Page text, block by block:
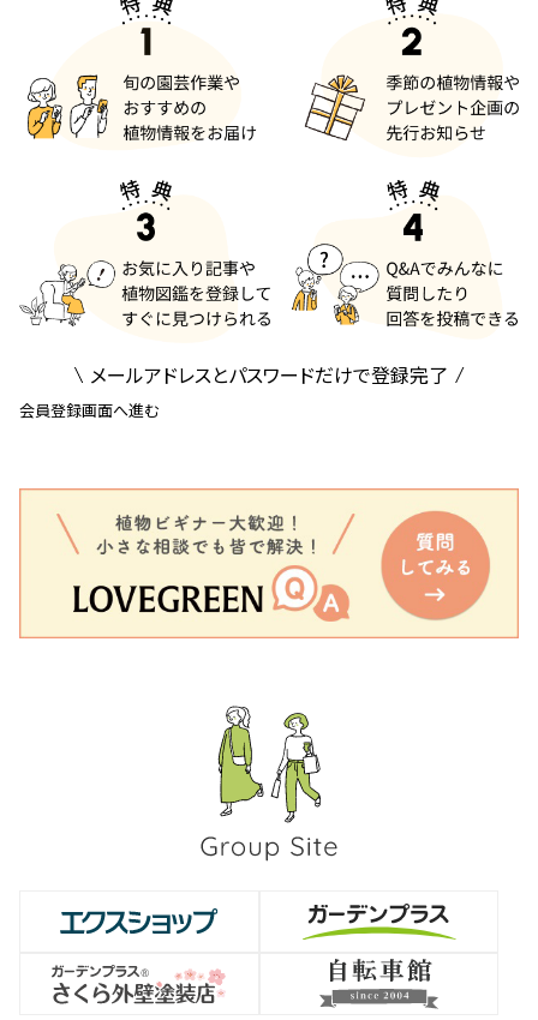
メールアドレスとパスワードだけで登録完了
会員登録画面へ進む